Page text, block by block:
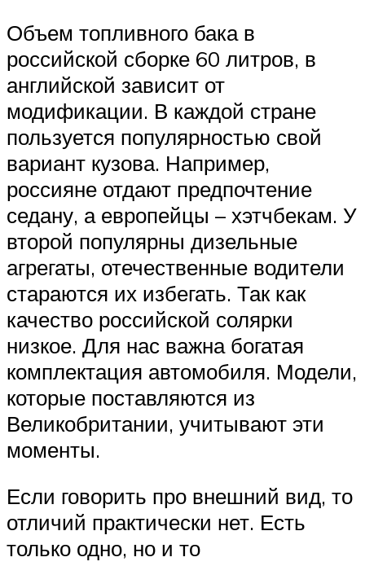
Объем топливного бака в
российской сборке 60 литров, в
английской зависит от
модификации. В каждой стране
пользуется популярностью свой
вариант кузова. Например,
россияне отдают предпочтение
седану, а европейцы – хэтчбекам. У
второй популярны дизельные
агрегаты, отечественные водители
стараются их избегать. Так как
качество российской солярки
низкое. Для нас важна богатая
комплектация автомобиля. Модели,
которые поставляются из
Великобритании, учитывают эти
моменты.
Если говорить про внешний вид, то
отличий практически нет. Есть
только одно, но и то